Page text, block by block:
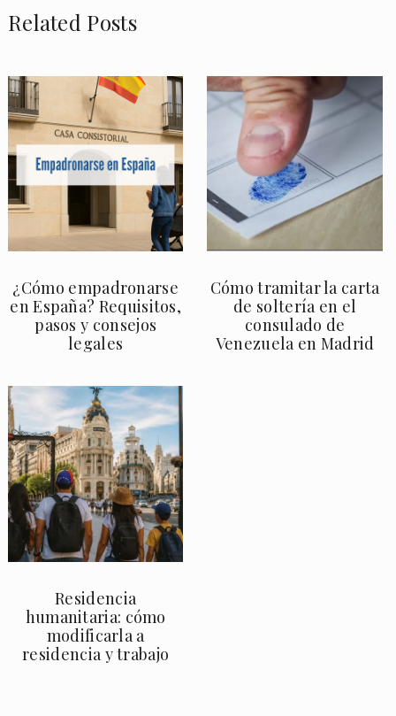
Related Posts
¿Cómo empadronarse
en España? Requisitos,
pasos y consejos
legales
Cómo tramitar la carta
de soltería en el
consulado de
Venezuela en Madrid
Residencia
humanitaria: cómo
modificarla a
residencia y trabajo